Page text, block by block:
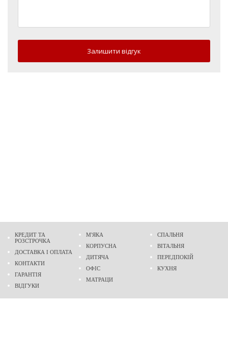
Залишити відгук
КРЕДИТ ТА
РОЗСТРОЧКА
ДОСТАВКА І ОПЛАТА
КОНТАКТИ
ГАРАНТІЯ
ВІДГУКИ
М'ЯКА
КОРПУСНА
ДИТЯЧА
ОФІС
МАТРАЦИ
СПАЛЬНЯ
ВІТАЛЬНЯ
ПЕРЕДПОКІЙ
КУХНЯ